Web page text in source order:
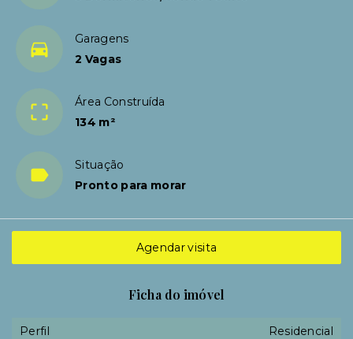
Garagens
2 Vagas
Área Construída
134 m²
Situação
Pronto para morar
Agendar visita
Ficha do imóvel
Perfil
Residencial